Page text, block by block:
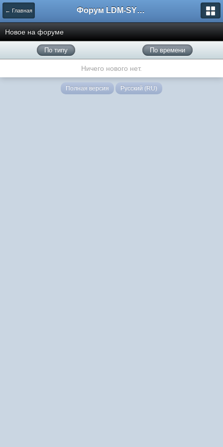
← Главная Форум LDM-SYSTEMS
Новое на форуме
По типу По времени
Ничего нового нет.
Полная версия Русский (RU)